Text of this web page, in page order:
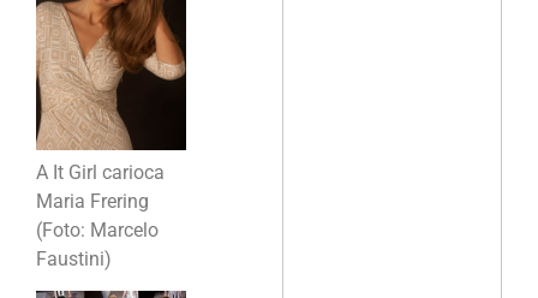
A It Girl carioca
Maria Frering
(Foto: Marcelo
Faustini)